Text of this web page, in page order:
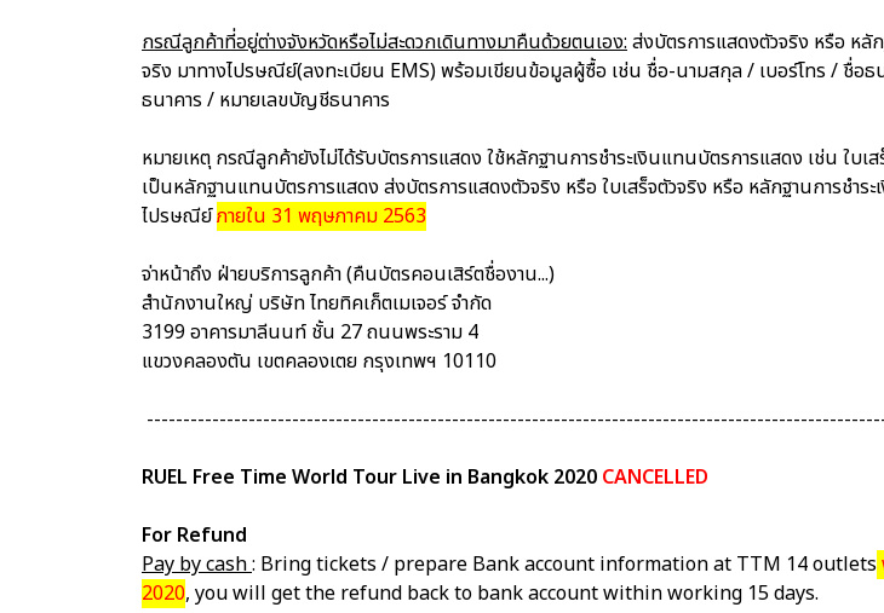
กรณีลูกค้าที่อยู่ต่างจังหวัดหรือไม่สะดวกเดินทางมาคืนด้วยตนเอง:ส่งบัตรการแสดงตัวจริง หรือ หลัก
จริง มาทางไปรษณีย์(ลงทะเบียน EMS) พร้อมเขียนข้อมูลผู้ซื้อ เช่น ชื่อ-นามสกุล / เบอร์โทร / ชื่อ
ธนาคาร / หมายเลขบัญชีธนาคาร
หมายเหตุ กรณีลูกค้ายังไม่ได้รับบัตรการแสดง ใช้หลักฐานการชำระเงินแทนบัตรการแสดง เช่น ใบเส
เป็นหลักฐานแทนบัตรการแสดง ส่งบัตรการแสดงตัวจริง หรือ ใบเสร็จตัวจริง หรือ หลักฐานการชำระ
ไปรษณีย์ภายใน 31 พฤษภาคม 2563
จ่าหน้าถึง ฝ่ายบริการลูกค้า (คืนบัตรคอนเสิร์ตชื่องาน...)
สำนักงานใหญ่ บริษัท ไทยทิคเก็ตเมเจอร์ จำกัด
3199 อาคารมาลีนนท์ ชั้น 27 ถนนพระราม 4
แขวงคลองตัน เขตคลองเตย กรุงเทพฯ 10110
RUEL Free Time World Tour Live in Bangkok 2020 CANCELLED
For Refund
Pay by cash: Bring tickets / prepare Bank account information at TTM 14 outlets
2020, you will get the refund back to bank account within working 15 days.